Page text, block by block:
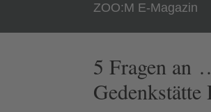
ZOO:M E-Magazin
5 Fragen an